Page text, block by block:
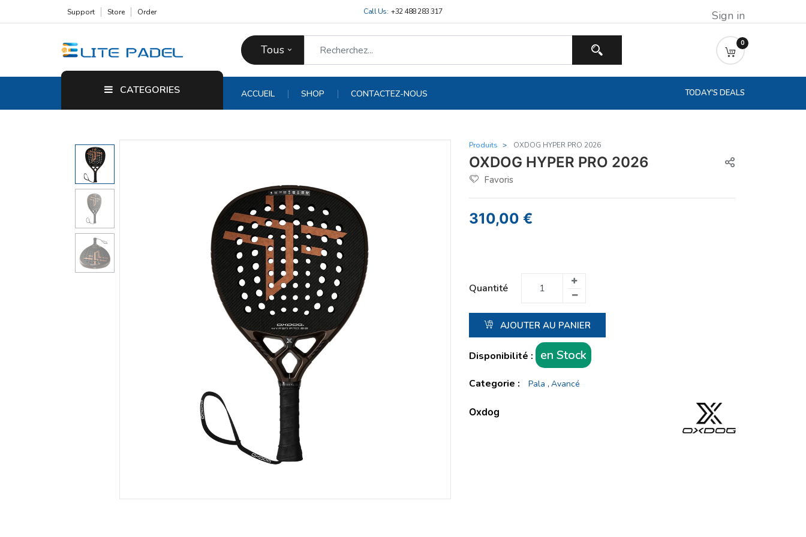
Support Store Order Call Us: +32 488 283 317 Sign in
Tous 0
CATEGORIES ACCUEIL SHOP CONTACTEZ-NOUS TODAY'S DEALS
Produits OXDOG HYPER PRO 2026
OXDOG HYPER PRO 2026
Favoris
310,00 €
Quantité
AJOUTER AU PANIER
Disponibilité : en Stock
Categorie : Pala , Avancé
Oxdog